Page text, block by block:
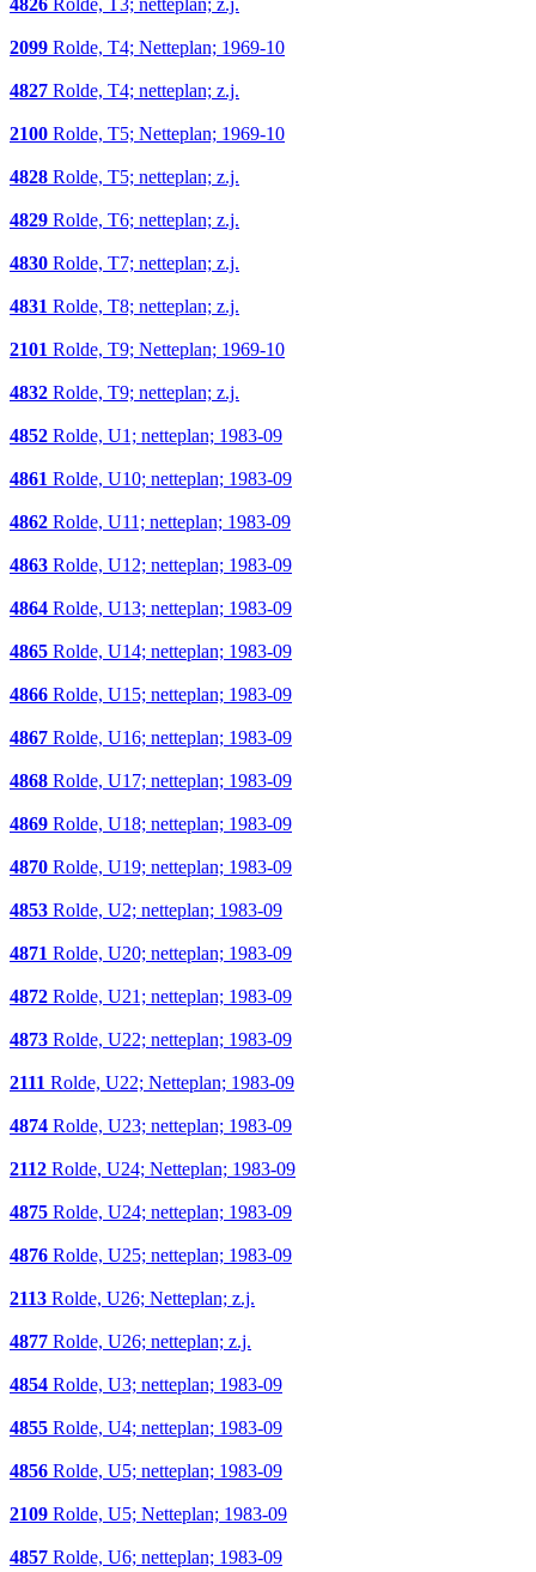
4826 Rolde, T3; netteplan; z.j.
2099 Rolde, T4; Netteplan; 1969-10
4827 Rolde, T4; netteplan; z.j.
2100 Rolde, T5; Netteplan; 1969-10
4828 Rolde, T5; netteplan; z.j.
4829 Rolde, T6; netteplan; z.j.
4830 Rolde, T7; netteplan; z.j.
4831 Rolde, T8; netteplan; z.j.
2101 Rolde, T9; Netteplan; 1969-10
4832 Rolde, T9; netteplan; z.j.
4852 Rolde, U1; netteplan; 1983-09
4861 Rolde, U10; netteplan; 1983-09
4862 Rolde, U11; netteplan; 1983-09
4863 Rolde, U12; netteplan; 1983-09
4864 Rolde, U13; netteplan; 1983-09
4865 Rolde, U14; netteplan; 1983-09
4866 Rolde, U15; netteplan; 1983-09
4867 Rolde, U16; netteplan; 1983-09
4868 Rolde, U17; netteplan; 1983-09
4869 Rolde, U18; netteplan; 1983-09
4870 Rolde, U19; netteplan; 1983-09
4853 Rolde, U2; netteplan; 1983-09
4871 Rolde, U20; netteplan; 1983-09
4872 Rolde, U21; netteplan; 1983-09
4873 Rolde, U22; netteplan; 1983-09
2111 Rolde, U22; Netteplan; 1983-09
4874 Rolde, U23; netteplan; 1983-09
2112 Rolde, U24; Netteplan; 1983-09
4875 Rolde, U24; netteplan; 1983-09
4876 Rolde, U25; netteplan; 1983-09
2113 Rolde, U26; Netteplan; z.j.
4877 Rolde, U26; netteplan; z.j.
4854 Rolde, U3; netteplan; 1983-09
4855 Rolde, U4; netteplan; 1983-09
4856 Rolde, U5; netteplan; 1983-09
2109 Rolde, U5; Netteplan; 1983-09
4857 Rolde, U6; netteplan; 1983-09